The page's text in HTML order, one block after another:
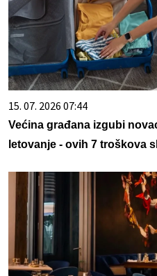
15. 07. 2026 07:44
Većina građana izgubi
letovanje - ovih 7 troškova